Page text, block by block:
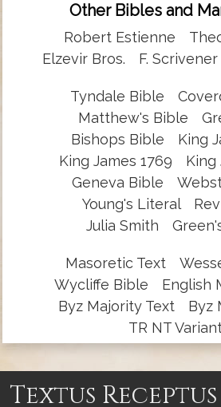
Other Bibles and
Robert Estienne
Elzevir Bros.
F. Scrivener
Tyndale Bible
Matthew's Bible
Bishops Bible
King
King James 1769
King
Geneva Bible
Young's Literal
Julia Smith
Masoretic Text
Wycliffe Bible
English
Byz Majority Text
Byz
TR NT
Textus Receptus